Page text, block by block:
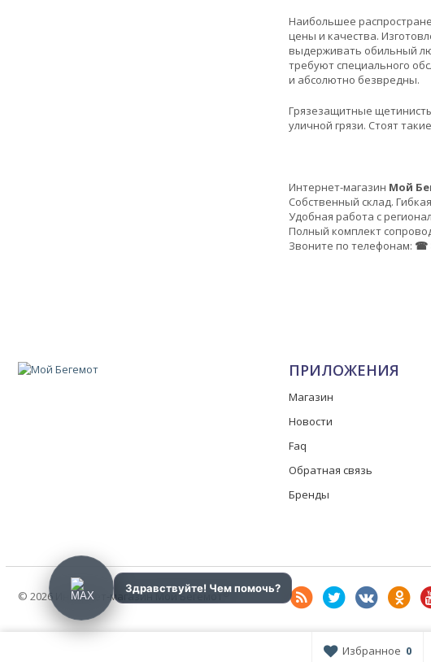
Наибольшее
цены и качества.
выдерживать обильный
требуют специального
и абсолютно безвредны.
Грязезащитные
уличной грязи. Стоят
Интернет-магазин Мой
Собственный склад.
Удобная работа с
Полный комплект
Звоните по телефонам: ☎
ПРИЛОЖЕНИЯ
Магазин
Новости
Faq
Обратная связь
Бренды
© 2026 Интернет-магазин Мой Бегемот®
Избранное 0